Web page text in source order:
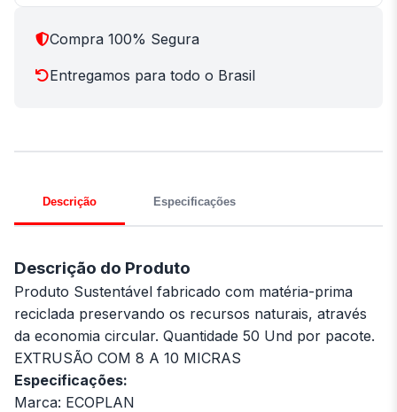
Compra 100% Segura
Entregamos para todo o Brasil
Descrição Especificações
Descrição do Produto
Produto Sustentável fabricado com matéria-prima
reciclada preservando os recursos naturais, através
da economia circular. Quantidade 50 Und por pacote.
EXTRUSÃO COM 8 A 10 MICRAS
Especificações:
Marca: ECOPLAN